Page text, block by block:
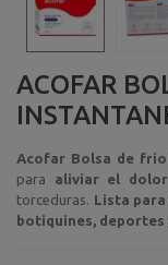
ACOFAR
Acofar Bolsa de
para aliviar el
torceduras.
Lista
botiquines, deportes